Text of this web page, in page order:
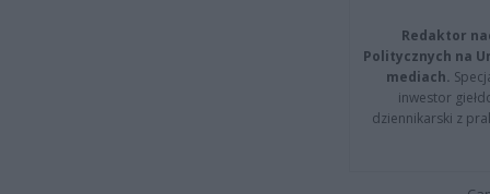
Redaktor
Politycznych na
mediach.
inwestor
dziennikarski z